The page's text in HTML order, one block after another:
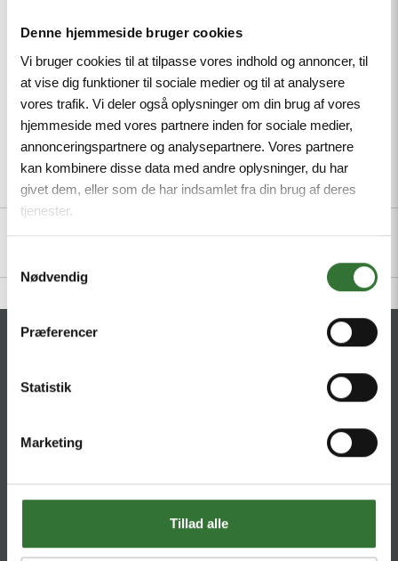
Denne hjemmeside bruger cookies
Vi bruger cookies til at tilpasse vores indhold og annoncer, til
at vise dig funktioner til sociale medier og til at analysere
vores trafik. Vi deler også oplysninger om din brug af vores
hjemmeside med vores partnere inden for sociale medier,
annonceringspartnere og analysepartnere. Vores partnere
kan kombinere disse data med andre oplysninger, du har
givet dem, eller som de har indsamlet fra din brug af deres
tjenester.
Nødvendig
Præferencer
Statistik
Marketing
Tillad alle
Description Specifications Files
CONTACT
HQ:Hans Følsgaard A/S
DK-4600 Køge
Ellemosen 4
DK-8680 RY
+45 4320 8600